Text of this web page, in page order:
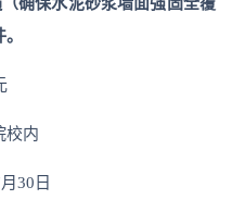
校内
30日